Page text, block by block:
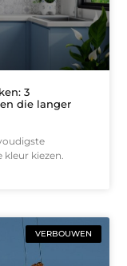
3
die langer
kiezen.
VERBOUWEN